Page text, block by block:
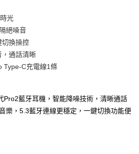
以上)免運費
光
絕噪音
切換操控
，通話清晰
Type-C充電線1條
Pro2藍牙耳機，智能降噪技術，清晰通話
樂，5.3藍牙連線更穩定，一鍵切換功能便